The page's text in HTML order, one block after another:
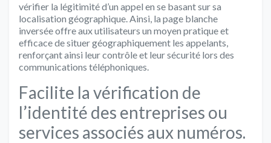
vérifier la légitimité d’un appel en se basant sur sa
localisation géographique. Ainsi, la page blanche
inversée offre aux utilisateurs un moyen pratique et
efficace de situer géographiquement les appelants,
renforçant ainsi leur contrôle et leur sécurité lors des
communications téléphoniques.
Facilite la vérification de
l’identité des entreprises ou
services associés aux numéros.